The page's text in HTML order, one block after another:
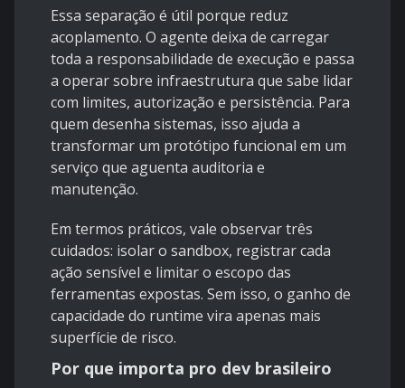
Essa separação é útil porque reduz
acoplamento. O agente deixa de carregar
toda a responsabilidade de execução e passa
a operar sobre infraestrutura que sabe lidar
com limites, autorização e persistência. Para
quem desenha sistemas, isso ajuda a
transformar um protótipo funcional em um
serviço que aguenta auditoria e
manutenção.
Em termos práticos, vale observar três
cuidados: isolar o sandbox, registrar cada
ação sensível e limitar o escopo das
ferramentas expostas. Sem isso, o ganho de
capacidade do runtime vira apenas mais
superfície de risco.
Por que importa pro dev brasileiro